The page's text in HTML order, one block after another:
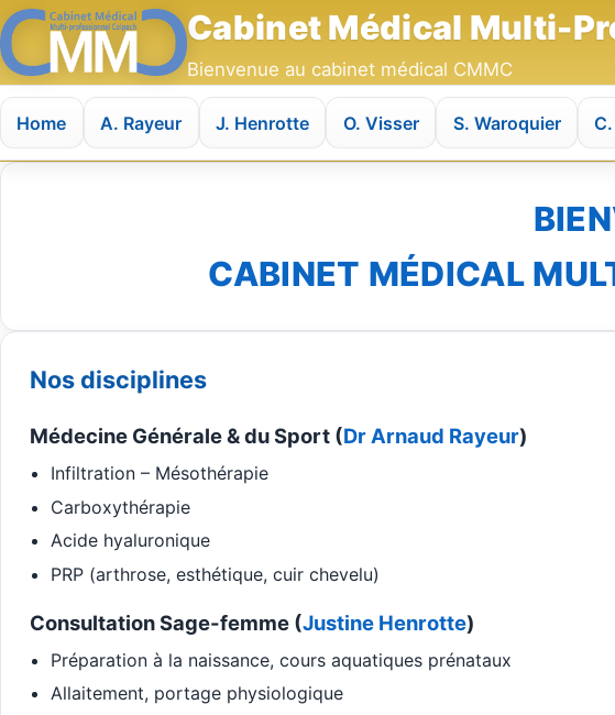
Cabinet Médical Multi-
Bienvenue au cabinet médical CMMC
Home A. Rayeur J. Henrotte O. Visser S. Waroquier
CABINET MÉDICAL
Nos disciplines
Médecine Générale & du Sport (Dr Arnaud Rayeur)
Infiltration – Mésothérapie
Carboxythérapie
Acide hyaluronique
PRP (arthrose, esthétique, cuir chevelu)
Consultation Sage-femme (Justine Henrotte)
Préparation à la naissance, cours aquatiques prénataux
Allaitement, portage physiologique